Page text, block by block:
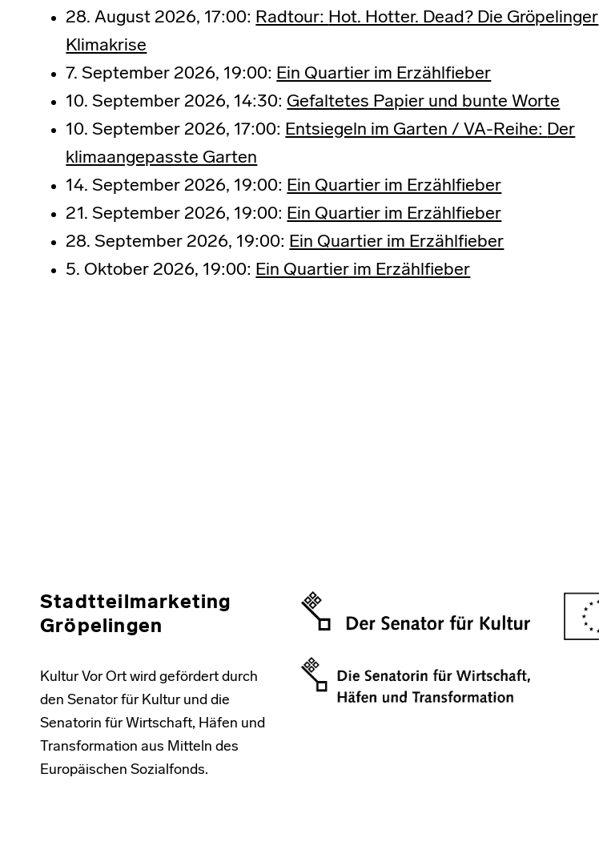
28. August 2026, 17:00: Radtour: Hot. Hotter. Dead? Die Gröpelinger
Klimakrise
7. September 2026, 19:00: Ein Quartier im Erzählfieber
10. September 2026, 14:30: Gefaltetes Papier und bunte Worte
10. September 2026, 17:00: Entsiegeln im Garten / VA-Reihe: Der
klimaangepasste Garten
14. September 2026, 19:00: Ein Quartier im Erzählfieber
21. September 2026, 19:00: Ein Quartier im Erzählfieber
28. September 2026, 19:00: Ein Quartier im Erzählfieber
5. Oktober 2026, 19:00: Ein Quartier im Erzählfieber
Stadtteilmarketing
Gröpelingen
Kultur Vor Ort wird gefördert durch
den Senator für Kultur und die
Senatorin für Wirtschaft, Häfen und
Transformation aus Mitteln des
Europäischen Sozialfonds.